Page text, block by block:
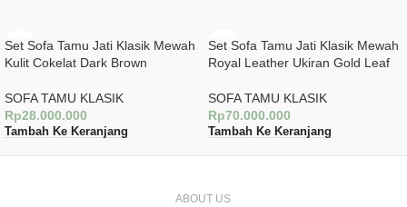
Set Sofa Tamu Jati Klasik Mewah
Kulit Cokelat Dark Brown
SOFA TAMU KLASIK
Rp28.000.000
Tambah Ke Keranjang
Set Sofa Tamu Jati Klasik Mewah
Royal Leather Ukiran Gold Leaf
SOFA TAMU KLASIK
Rp70.000.000
Tambah Ke Keranjang
ABOUT US